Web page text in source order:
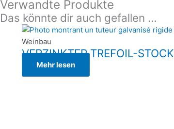
Verwandte Produkte
Das könnte dir auch gefallen …
Weinbau
VERZINKTER TREFOIL-STOCK
Mehr lesen